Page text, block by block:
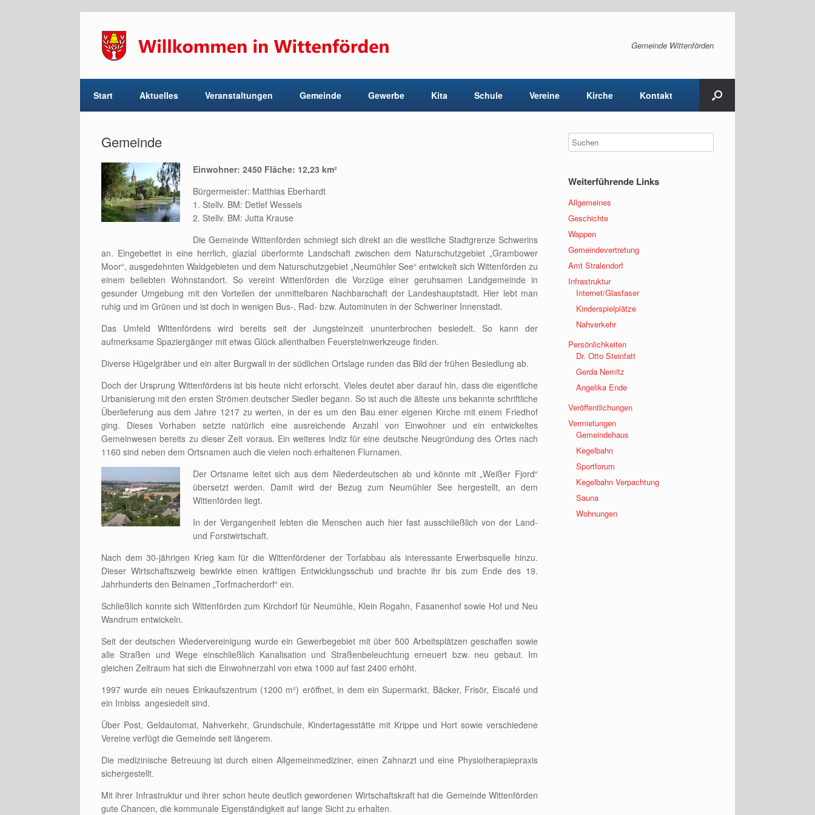
Gemeinde Wittenförden
Start Aktuelles Veranstaltungen Gemeinde Gewerbe Kita Schule Vereine Kirche Kontakt
Gemeinde
Einwohner: 2450 Fläche: 12,23 km²
Bürgermeister: Matthias Eberhardt
1. Stellv. BM: Detlef Wessels
2. Stellv. BM: Jutta Krause
Die Gemeinde Wittenförden schmiegt sich direkt an die westliche Stadtgrenze Schwerins
an. Eingebettet in eine herrlich, glazial überformte Landschaft zwischen dem Naturschutzgebiet „Grambower
Moor“, ausgedehnten Waldgebieten und dem Naturschutzgebiet „Neumühler See“ entwickelt sich Wittenförden zu
einem beliebten Wohnstandort. So vereint Wittenförden die Vorzüge einer geruhsamen Landgemeinde in
gesunder Umgebung mit den Vorteilen der unmittelbaren Nachbarschaft der Landeshauptstadt. Hier lebt man
ruhig und im Grünen und ist doch in wenigen Bus-, Rad- bzw. Autominuten in der Schweriner Innenstadt.
Das Umfeld Wittenfördens wird bereits seit der Jungsteinzeit ununterbrochen besiedelt. So kann der
aufmerksame Spaziergänger mit etwas Glück allenthalben Feuersteinwerkzeuge finden.
Diverse Hügelgräber und ein alter Burgwall in der südlichen Ortslage runden das Bild der frühen Besiedlung ab.
Doch der Ursprung Wittenfördens ist bis heute nicht erforscht. Vieles deutet aber darauf hin, dass die eigentliche
Urbanisierung mit den ersten Strömen deutscher Siedler begann. So ist auch die älteste uns bekannte schriftliche
Überlieferung aus dem Jahre 1217 zu werten, in der es um den Bau einer eigenen Kirche mit einem Friedhof
ging. Dieses Vorhaben setzte natürlich eine ausreichende Anzahl von Einwohner und ein entwickeltes
Gemeinwesen bereits zu dieser Zeit voraus. Ein weiteres Indiz für eine deutsche Neugründung des Ortes nach
1160 sind neben dem Ortsnamen auch die vielen noch erhaltenen Flurnamen.
Der Ortsname leitet sich aus dem Niederdeutschen ab und könnte mit „Weißer Fjord“
übersetzt werden. Damit wird der Bezug zum Neumühler See hergestellt, an dem
Wittenförden liegt.
In der Vergangenheit lebten die Menschen auch hier fast ausschließlich von der Land-
und Forstwirtschaft.
Nach dem 30-jährigen Krieg kam für die Wittenfördener der Torfabbau als interessante Erwerbsquelle hinzu.
Dieser Wirtschaftszweig bewirkte einen kräftigen Entwicklungsschub und brachte ihr bis zum Ende des 19.
Jahrhunderts den Beinamen „Torfmacherdorf“ ein.
Schließlich konnte sich Wittenförden zum Kirchdorf für Neumühle, Klein Rogahn, Fasanenhof sowie Hof und Neu
Wandrum entwickeln.
Seit der deutschen Wiedervereinigung wurde ein Gewerbegebiet mit über 500 Arbeitsplätzen geschaffen sowie
alle Straßen und Wege einschließlich Kanalisation und Straßenbeleuchtung erneuert bzw. neu gebaut. Im
gleichen Zeitraum hat sich die Einwohnerzahl von etwa 1000 auf fast 2400 erhöht.
1997 wurde ein neues Einkaufszentrum (1200 m²) eröffnet, in dem ein Supermarkt, Bäcker, Frisör, Eiscafé und
ein Imbiss angesiedelt sind.
Über Post, Geldautomat, Nahverkehr, Grundschule, Kindertagesstätte mit Krippe und Hort sowie verschiedene
Vereine verfügt die Gemeinde seit längerem.
Die medizinische Betreuung ist durch einen Allgemeinmediziner, einen Zahnarzt und eine Physiotherapiepraxis
sichergestellt.
Mit ihrer Infrastruktur und ihrer schon heute deutlich gewordenen Wirtschaftskraft hat die Gemeinde Wittenförden
gute Chancen, die kommunale Eigenständigkeit auf lange Sicht zu erhalten.
Weiterführende Links
Allgemeines
Geschichte
Wappen
Gemeindevertretung
Amt Stralendorf
Infrastruktur
Internet/Glasfaser
Kinderspielplätze
Nahverkehr
Persönlichkeiten
Dr. Otto Steinfatt
Gerda Nemitz
Angelika Ende
Veröffentlichungen
Vermietungen
Gemeindehaus
Kegelbahn
Sportforum
Kegelbahn Verpachtung
Sauna
Wohnungen